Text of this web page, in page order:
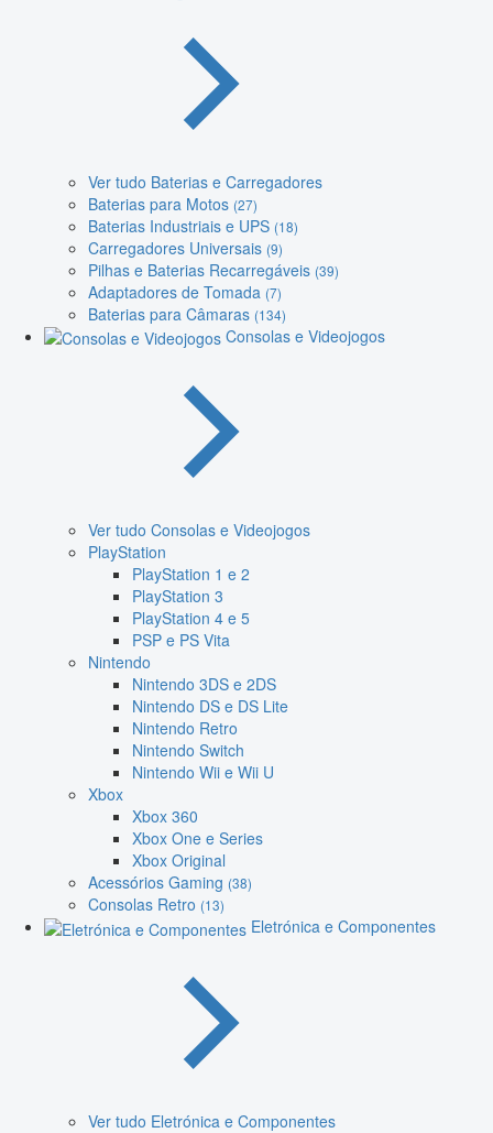
Ver tudo Baterias e Carregadores
Baterias para Motos (27)
Baterias Industriais e UPS (18)
Carregadores Universais (9)
Pilhas e Baterias Recarregáveis (39)
Adaptadores de Tomada (7)
Baterias para Câmaras (134)
Consolas e Videojogos
Ver tudo Consolas e Videojogos
PlayStation
PlayStation 1 e 2
PlayStation 3
PlayStation 4 e 5
PSP e PS Vita
Nintendo
Nintendo 3DS e 2DS
Nintendo DS e DS Lite
Nintendo Retro
Nintendo Switch
Nintendo Wii e Wii U
Xbox
Xbox 360
Xbox One e Series
Xbox Original
Acessórios Gaming (38)
Consolas Retro (13)
Eletrónica e Componentes
Ver tudo Eletrónica e Componentes